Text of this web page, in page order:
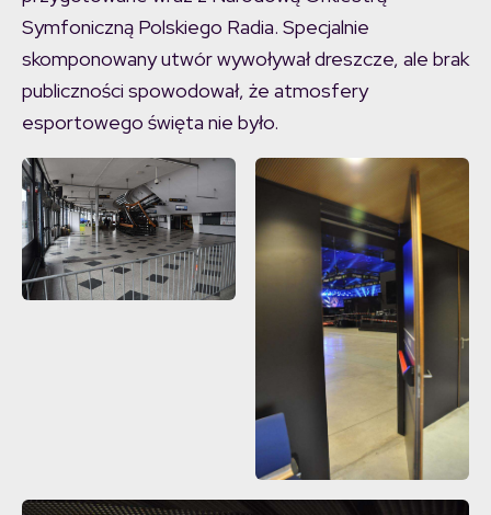
Symfoniczną Polskiego Radia. Specjalnie
skomponowany utwór wywoływał dreszcze, ale brak
publiczności spowodował, że atmosfery
esportowego święta nie było.